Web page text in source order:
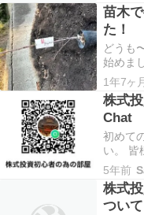
苗木
た！
どうも
始めま
育児が
やく投
は意外
ームセ
さ…
1年7ヶ
株式
Chat
初めて
い。 皆
の部屋)
のLine
皆様に
的(オー
5年前
株式
ついて